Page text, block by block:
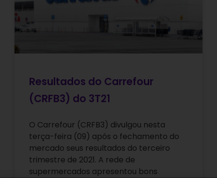
Resultados do Carrefour
(CRFB3) do 3T21
O Carrefour (CRFB3) divulgou nesta
terça-feira (09) após o fechamento do
mercado seus resultados do terceiro
trimestre de 2021. A rede de
supermercados apresentou bons